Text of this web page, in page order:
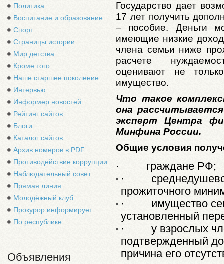
Политика
Воспитание и образование
Спорт
Страницы истории
Мир детства
Кроме того
Наше старшее поколение
Интервью
Информер новостей
Рейтинг сайтов
Блоги
Каталог сайтов
Архив номеров в PDF
Противодействие коррупции
Наблюдательный совет
Прямая линия
Молодёжный клуб
Прокурор информирует
По республике
Объявления
Государство дает
17 лет получить
– пособие. Деньги
имеющие низкие
члена семьи ниже
расчете
оценивают не
имущество.
Что такое
она
эксперт Центра
Минфина России.
Общие условия
·
граждане РФ;
·
прожиточного
·
имущество
установленный
·
у взрослых
подтвержденный
причина его